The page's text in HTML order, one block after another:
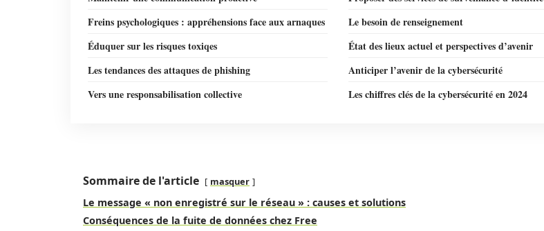
Freins psychologiques : appréhensions face aux arnaques
Le besoin de renseignement
Éduquer sur les risques toxiqes
État des lieux actuel et perspectives d’avenir
Les tendances des attaques de phishing
Anticiper l’avenir de la cybersécurité
Vers une responsabilisation collective
Les chiffres clés de la cybersécurité en 2024
Sommaire de l'article masquer
Le message « non enregistré sur le réseau » : causes et solutions
Conséquences de la fuite de données chez Free